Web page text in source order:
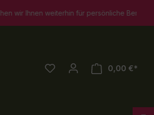
Beratungsgespräche zur
0,00 €*